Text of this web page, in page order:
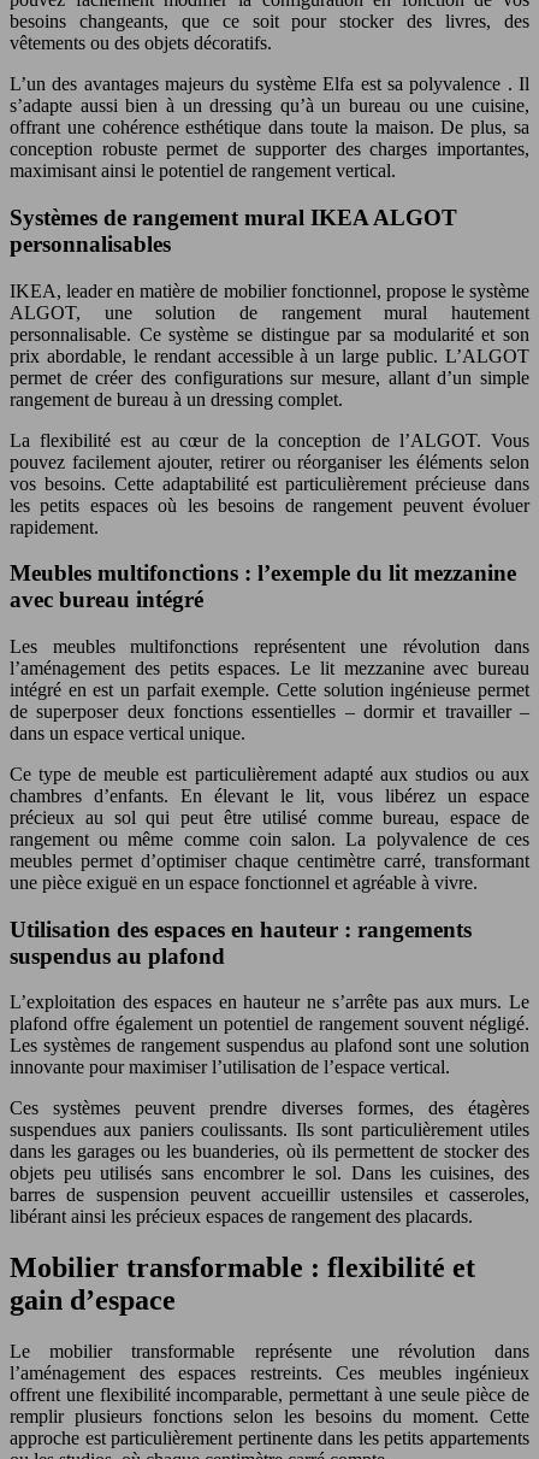
besoins changeants, que ce soit pour stocker des livres, des
vêtements ou des objets décoratifs.
L’un des avantages majeurs du système Elfa est sa polyvalence . Il
s’adapte aussi bien à un dressing qu’à un bureau ou une cuisine,
offrant une cohérence esthétique dans toute la maison. De plus, sa
conception robuste permet de supporter des charges importantes,
maximisant ainsi le potentiel de rangement vertical.
Systèmes de rangement mural IKEA ALGOT
personnalisables
IKEA, leader en matière de mobilier fonctionnel, propose le système
ALGOT, une solution de rangement mural hautement
personnalisable. Ce système se distingue par sa modularité et son
prix abordable, le rendant accessible à un large public. L’ALGOT
permet de créer des configurations sur mesure, allant d’un simple
rangement de bureau à un dressing complet.
La flexibilité est au cœur de la conception de l’ALGOT. Vous
pouvez facilement ajouter, retirer ou réorganiser les éléments selon
vos besoins. Cette adaptabilité est particulièrement précieuse dans
les petits espaces où les besoins de rangement peuvent évoluer
rapidement.
Meubles multifonctions : l’exemple du lit mezzanine
avec bureau intégré
Les meubles multifonctions représentent une révolution dans
l’aménagement des petits espaces. Le lit mezzanine avec bureau
intégré en est un parfait exemple. Cette solution ingénieuse permet
de superposer deux fonctions essentielles – dormir et travailler –
dans un espace vertical unique.
Ce type de meuble est particulièrement adapté aux studios ou aux
chambres d’enfants. En élevant le lit, vous libérez un espace
précieux au sol qui peut être utilisé comme bureau, espace de
rangement ou même comme coin salon. La polyvalence de ces
meubles permet d’optimiser chaque centimètre carré, transformant
une pièce exiguë en un espace fonctionnel et agréable à vivre.
Utilisation des espaces en hauteur : rangements
suspendus au plafond
L’exploitation des espaces en hauteur ne s’arrête pas aux murs. Le
plafond offre également un potentiel de rangement souvent négligé.
Les systèmes de rangement suspendus au plafond sont une solution
innovante pour maximiser l’utilisation de l’espace vertical.
Ces systèmes peuvent prendre diverses formes, des étagères
suspendues aux paniers coulissants. Ils sont particulièrement utiles
dans les garages ou les buanderies, où ils permettent de stocker des
objets peu utilisés sans encombrer le sol. Dans les cuisines, des
barres de suspension peuvent accueillir ustensiles et casseroles,
libérant ainsi les précieux espaces de rangement des placards.
Mobilier transformable : flexibilité et
gain d’espace
Le mobilier transformable représente une révolution dans
l’aménagement des espaces restreints. Ces meubles ingénieux
offrent une flexibilité incomparable, permettant à une seule pièce de
remplir plusieurs fonctions selon les besoins du moment. Cette
approche est particulièrement pertinente dans les petits appartements